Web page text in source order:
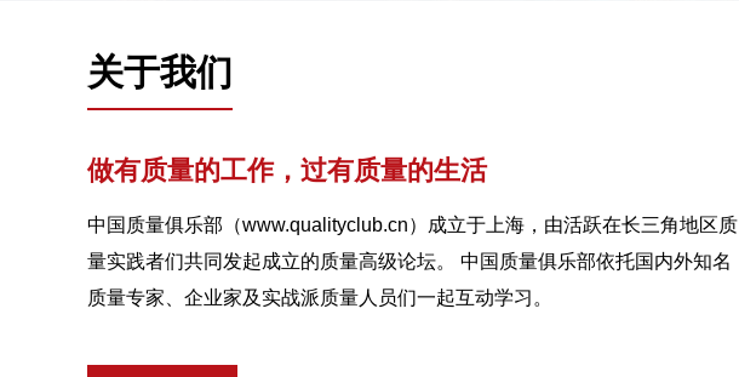
关于我们
做有质量的工作，过有质量的生活
中国质量俱乐部（www.qualityclub.cn）成立于上海，由活跃在长三角地区质
量实践者们共同发起成立的质量高级论坛。 中国质量俱乐部依托国内外知名
质量专家、企业家及实战派质量人员们一起互动学习。